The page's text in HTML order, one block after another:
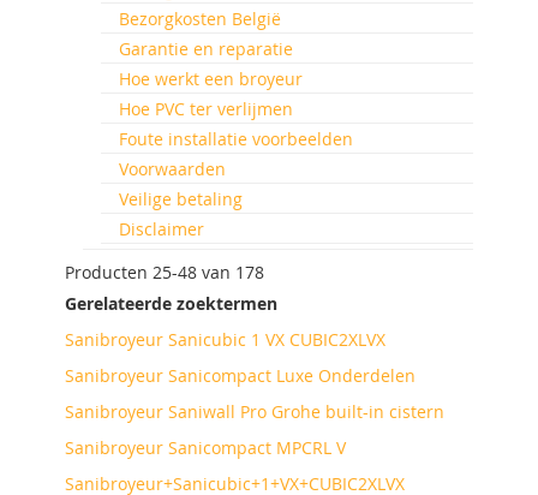
Producten 25-48 van 178
Gerelateerde zoektermen
Sanibroyeur Sanicubic 1 VX CUBIC2XLVX
Sanibroyeur Sanicompact Luxe Onderdelen
Sanibroyeur Saniwall Pro Grohe built-in cistern
Sanibroyeur Sanicompact MPCRL V
Sanibroyeur+Sanicubic+1+VX+CUBIC2XLVX
Bezorgkosten België
Garantie en reparatie
Hoe werkt een broyeur
Hoe PVC ter verlijmen
Foute installatie voorbeelden
Voorwaarden
Veilige betaling
Disclaimer